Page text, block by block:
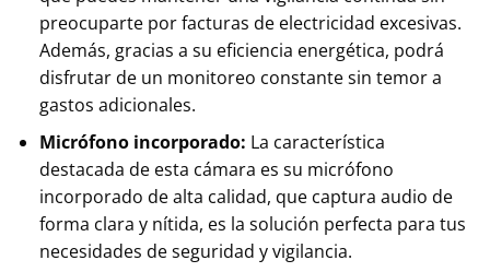
preocuparte por facturas de electricidad excesivas.
Además, gracias a su eficiencia energética, podrá
disfrutar de un monitoreo constante sin temor a
gastos adicionales.
Micrófono incorporado: La característica
destacada de esta cámara es su micrófono
incorporado de alta calidad, que captura audio de
forma clara y nítida, es la solución perfecta para tus
necesidades de seguridad y vigilancia.